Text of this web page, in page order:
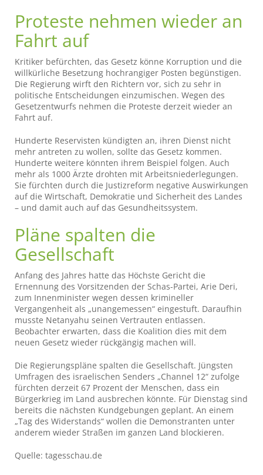
Proteste nehmen wieder an
Fahrt auf
Kritiker befürchten, das Gesetz könne Korruption und die
willkürliche Besetzung hochrangiger Posten begünstigen.
Die Regierung wirft den Richtern vor, sich zu sehr in
politische Entscheidungen einzumischen. Wegen des
Gesetzentwurfs nehmen die Proteste derzeit wieder an
Fahrt auf.
Hunderte Reservisten kündigten an, ihren Dienst nicht
mehr antreten zu wollen, sollte das Gesetz kommen.
Hunderte weitere könnten ihrem Beispiel folgen. Auch
mehr als 1000 Ärzte drohten mit Arbeitsniederlegungen.
Sie fürchten durch die Justizreform negative Auswirkungen
auf die Wirtschaft, Demokratie und Sicherheit des Landes
– und damit auch auf das Gesundheitssystem.
Pläne spalten die
Gesellschaft
Anfang des Jahres hatte das Höchste Gericht die
Ernennung des Vorsitzenden der Schas-Partei, Arie Deri,
zum Innenminister wegen dessen krimineller
Vergangenheit als „unangemessen“ eingestuft. Daraufhin
musste Netanyahu seinen Vertrauten entlassen.
Beobachter erwarten, dass die Koalition dies mit dem
neuen Gesetz wieder rückgängig machen will.
Die Regierungspläne spalten die Gesellschaft. Jüngsten
Umfragen des israelischen Senders „Channel 12“ zufolge
fürchten derzeit 67 Prozent der Menschen, dass ein
Bürgerkrieg im Land ausbrechen könnte. Für Dienstag sind
bereits die nächsten Kundgebungen geplant. An einem
„Tag des Widerstands“ wollen die Demonstranten unter
anderem wieder Straßen im ganzen Land blockieren.
Quelle: tagesschau.de